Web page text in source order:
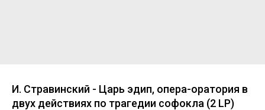
И. Стравинский - Царь эдип, опера-оратория в
двух действиях по трагедии софокла (2 LP)